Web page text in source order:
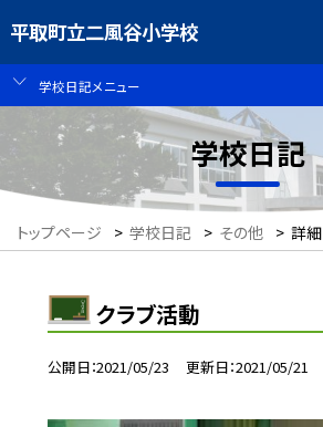
平取町立二風谷小学校
学校日記メニュー
学校日記
トップページ > 学校日記 > その他 > 詳細
クラブ活動
公開日 2021/05/23 更新日 2021/05/21